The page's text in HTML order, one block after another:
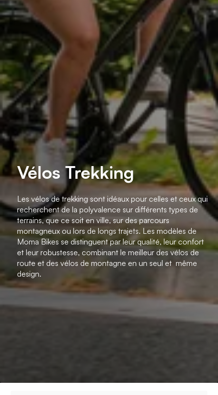
Vélos Trekking
Les vélos de trekking sont idéaux pour celles et ceux qui
recherchent de la polyvalence sur différents types de
terrains, que ce soit en ville, sur des parcours
montagneux ou lors de longs trajets. Les modèles de
Moma Bikes se distinguent par leur qualité, leur confort
et leur robustesse, combinant le meilleur des vélos de
route et des vélos de montagne en un seul et même
design.